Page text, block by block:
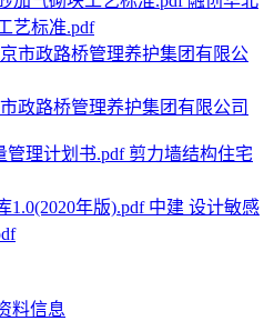
艺标准.pdf
政路桥管理养护集团有限公司
剪力墙结构住宅
中建 设计敏感
料信息